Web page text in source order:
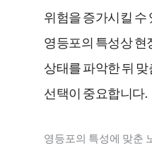
위험을 증가시킬 수
영등포의 특성상 현
상태를 파악한 뒤
선택이 중요합니다.
영등포의 특성에 맞춘